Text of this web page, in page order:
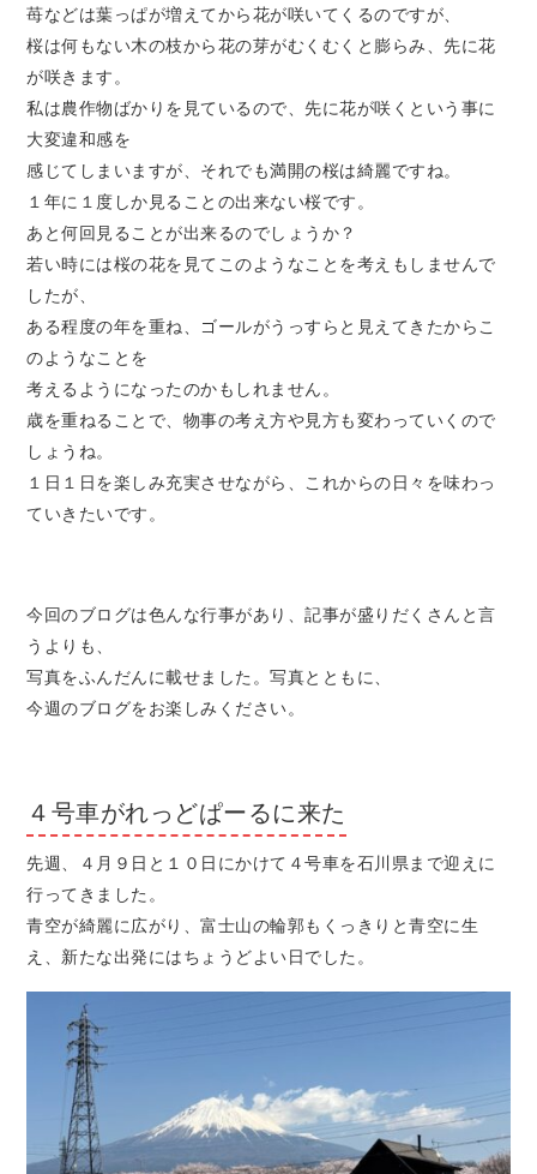
苺などは葉っぱが増えてから花が咲いてくるのですが、
桜は何もない木の枝から花の芽がむくむくと膨らみ、先に花
が咲きます。
私は農作物ばかりを見ているので、先に花が咲くという事に
大変違和感を
感じてしまいますが、それでも満開の桜は綺麗ですね。
１年に１度しか見ることの出来ない桜です。
あと何回見ることが出来るのでしょうか？
若い時には桜の花を見てこのようなことを考えもしませんで
したが、
ある程度の年を重ね、ゴールがうっすらと見えてきたからこ
のようなことを
考えるようになったのかもしれません。
歳を重ねることで、物事の考え方や見方も変わっていくので
しょうね。
１日１日を楽しみ充実させながら、これからの日々を味わっ
ていきたいです。
今回のブログは色んな行事があり、記事が盛りだくさんと言
うよりも、
写真をふんだんに載せました。写真とともに、
今週のブログをお楽しみください。
４号車がれっどぱーるに来た
先週、４月９日と１０日にかけて４号車を石川県まで迎えに
行ってきました。
青空が綺麗に広がり、富士山の輪郭もくっきりと青空に生
え、新たな出発にはちょうどよい日でした。